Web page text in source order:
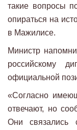
такие вопросы
опираться на
в Мажилисе.
Министр
российскому
официальной
«Согласно
отвечают, но
Они связались